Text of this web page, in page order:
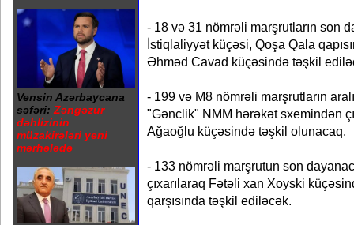
Vensin Azərbaycana
səfəri: Zəngəzur
dəhlizinin
müzakirələri yeni
mərhələdə
- 18 və 31 nömrəli marşrutların son
İstiqlaliyyət küçəsi, Qoşa Qala
Əhməd Cavad küçəsində təşkil
- 199 və M8 nömrəli marşrutların
"Gənclik" NMM hərəkət sxemindən
Ağaoğlu küçəsində təşkil olunacaq.
- 133 nömrəli marşrutun son
çıxarılaraq Fətəli xan Xoyski
qarşısında təşkil ediləcək.